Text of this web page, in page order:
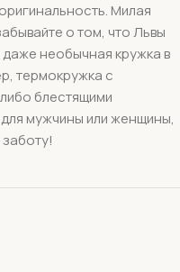
Милая
о том, что Львы
необычная кружка в
термокружка с
блестящими
мужчины или женщины,